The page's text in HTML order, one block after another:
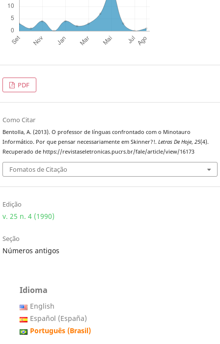
PDF
Como Citar
Bentolla, A. (2013). O professor de línguas confrontado com o Minotauro
Informático. Por que pensar necessariamente em Skinner?!. Letras De Hoje, 25(4).
Recuperado de https://revistaseletronicas.pucrs.br/fale/article/view/16173
Fomatos de Citação
Edição
v. 25 n. 4 (1990)
Seção
Números antigos
Idioma
English
Español (España)
Português (Brasil)